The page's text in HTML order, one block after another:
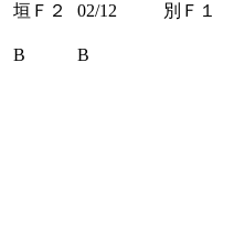
垣Ｆ２
B
02/12 別Ｆ１
B